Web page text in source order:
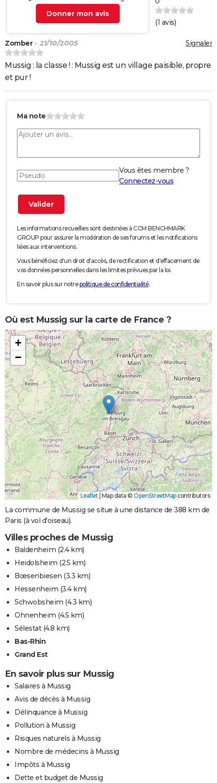
Donner mon avis
(1 avis)
Signaler
Zomber- 21/10/2005
Mussig : la classe ! : Mussig est un village paisible, propre
et pur !
Ma note
Vous êtes membre ?
Connectez-vous
Les informations recueillies sont destinées à CCM BENCHMARK
GROUP pour assurer la modération de ses forums et les notifications
liées aux interventions.
Vous bénéficiez d'un droit d'accès, de rectification et d'effacement de
vos données personnelles dans les limites prévues par la loi.
En savoir plus sur notrepolitique de confidentialité.
Où est Mussig sur la carte de France ?
+
−
Leaflet Map data © OpenStreetMapcontributors
La commune de Mussig se situe à une distance de 388 km de
Paris (à vol d'oiseau).
Villes proches de Mussig
Baldenheim (2.4 km)
Heidolsheim (2.5 km)
Bœsenbiesen (3.3 km)
Hessenheim (3.4 km)
Schwobsheim (4.3 km)
Ohnenheim (4.5 km)
Sélestat(4.8 km)
Bas-Rhin
Grand Est
En savoir plus sur Mussig
Salaires à Mussig
Avis de décès à Mussig
Délinquance à Mussig
Pollution à Mussig
Risques naturels à Mussig
Nombre de médecins à Mussig
Impôts à Mussig
Dette et budget de Mussig